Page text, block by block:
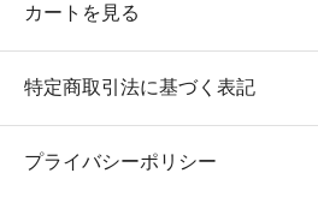
カートを見る
特定商取引法に基づく表記
プライバシーポリシー